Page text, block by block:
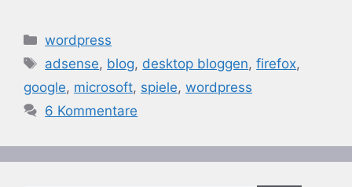
Kategorien
wordpress
Schlagwörter
adsense, blog, desktop bloggen,firefox,
google, microsoft, spiele, wordpress
6 Kommentare